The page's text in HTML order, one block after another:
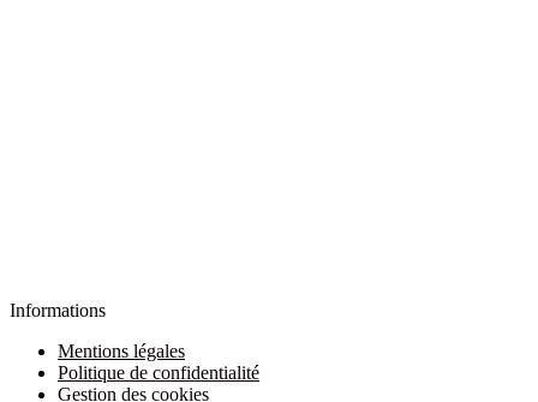
Informations
Mentions légales
Politique de confidentialité
Gestion des cookies